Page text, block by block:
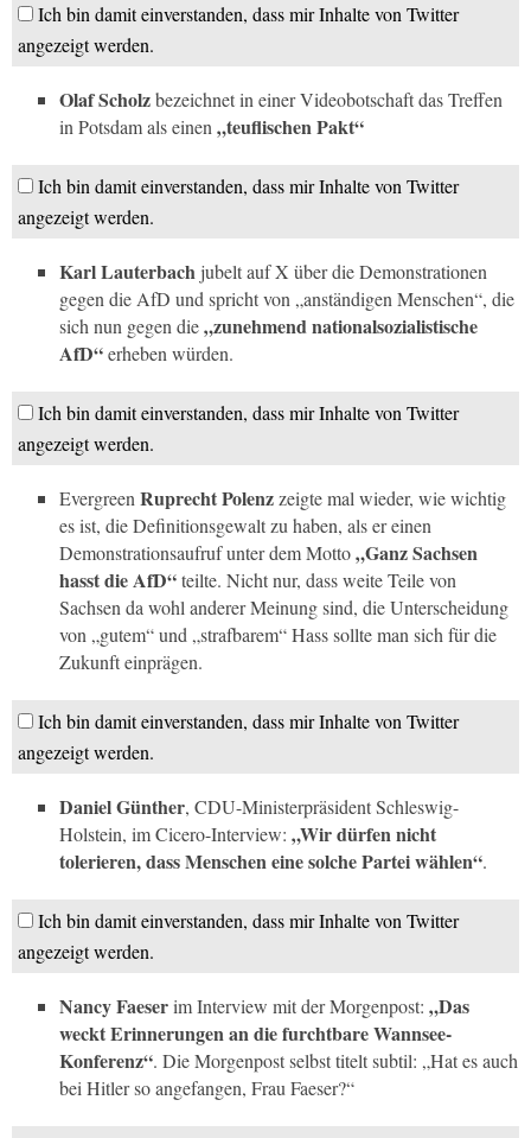
Ich bin damit einverstanden, dass mir Inhalte von Twitter
angezeigt werden.
Olaf Scholzbezeichnet in einer Videobotschaft das Treffen
in Potsdam als einen„teuflischen Pakt“
Ich bin damit einverstanden, dass mir Inhalte von Twitter
angezeigt werden.
Karl Lauterbach jubelt auf X über die Demonstrationen
gegen die AfD und spricht von „anständigen Menschen“, die
sich nun gegen die„zunehmend nationalsozialistische
AfD“erheben würden.
Ich bin damit einverstanden, dass mir Inhalte von Twitter
angezeigt werden.
EvergreenRuprecht Polenzzeigte mal wieder, wie wichtig
es ist, die Definitionsgewalt zu haben, als er einen
Demonstrationsaufruf unter dem Motto„Ganz Sachsen
hasst die AfD“teilte. Nicht nur, dass weite Teile von
Sachsen da wohl anderer Meinung sind, die Unterscheidung
von „gutem“ und „strafbarem“ Hass sollte man sich für die
Zukunft einprägen.
Ich bin damit einverstanden, dass mir Inhalte von Twitter
angezeigt werden.
Daniel Günther, CDU-Ministerpräsident Schleswig-
Holstein, imCicero-Interview: „Wir dürfen nicht
tolerieren, dass Menschen eine solche Partei wählen“.
Ich bin damit einverstanden, dass mir Inhalte von Twitter
angezeigt werden.
Nancy Faeserim Interview mit derMorgenpost: „Das
weckt Erinnerungen an die furchtbare Wannsee-
Konferenz“. DieMorgenpostselbst titelt subtil: „Hat es auch
bei Hitler so angefangen, Frau Faeser?“